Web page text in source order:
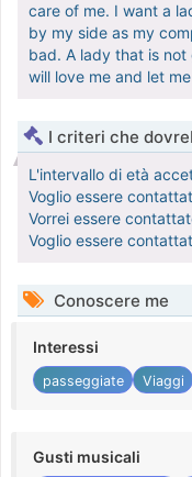
care of me. I want a
by my side as my
bad. A lady that is
will love me and let
I criteri che
L'intervallo di età
Voglio essere
Vorrei essere
Voglio essere
Conoscere me
Interessi
passeggiate Viaggi
Gusti musicali